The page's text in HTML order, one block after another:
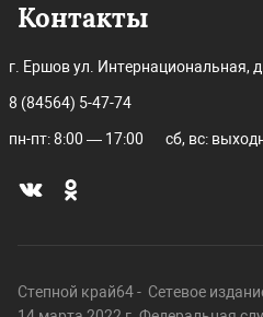
Контакты
г. Ершов ул. Интернациональная,
8 (84564) 5-47-74
пн-пт: 8:00 — 17:00 сб, вс:
Степной край64 - Сетевое